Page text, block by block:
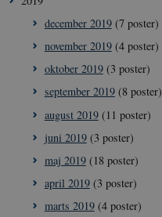
december 2019(7 poster)
november 2019(4 poster)
oktober 2019(3 poster)
september 2019(8 poster)
august 2019(11 poster)
juni 2019(3 poster)
maj 2019(18 poster)
april 2019(3 poster)
marts 2019(4 poster)